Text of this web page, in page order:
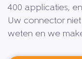
400 applicaties,
Uw connector
weten en we